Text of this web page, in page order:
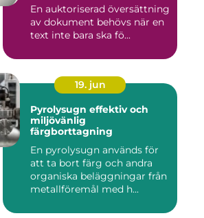
En auktoriserad översättning
av dokument behövs när en
text inte bara ska fö...
19. jun
Pyrolysugn effektiv och
miljövänlig
färgborttagning
En pyrolysugn används för
att ta bort färg och andra
organiska beläggningar från
metallföremål med h...